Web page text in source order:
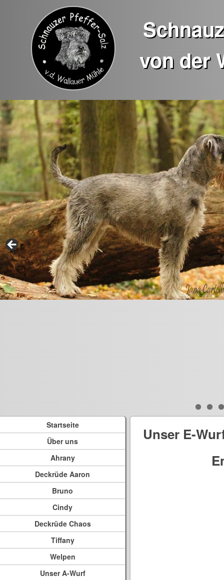
von der
Startseite
Über uns
Ahrany
Deckrüde Aaron
Bruno
Cindy
Deckrüde Chaos
Tiffany
Welpen
Unser A-Wurf
Unser E-